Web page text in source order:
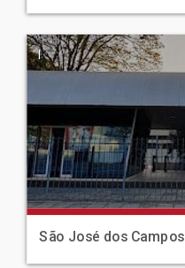
|
São José dos Campos